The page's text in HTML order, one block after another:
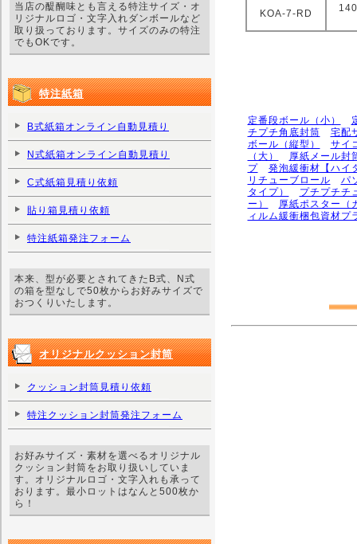
KOA-7-RD
定番段ボール（小）
チプチ角底封筒
宅配
ボール（縦型）
サイ
（大）
厚紙メール封
プ
発泡緩衝材【ハイ
リチューブロール
パ
タイプ）
プチプチチ
ー）
厚紙ポスター（
ィルム緩衝梱包資材プ
当店の醍醐味とも言える特注サイズ・オ
リジナルロゴ・文字入れダンボールなど
取り扱っております。サイズのみの特注
でもOKです。
特注紙箱
B式紙箱オンライン自動見積り
N式紙箱オンライン自動見積り
C式紙箱見積り依頼
貼り箱見積り依頼
特注紙箱発注フォーム
本来、型が必要とされてきたB式、N式
の箱を型なしで50枚からお好みサイズで
おつくりいたします。
オリジナルクッション封筒
クッション封筒見積り依頼
特注クッション封筒発注フォーム
お好みサイズ・素材を選べるオリジナル
クッション封筒をお取り扱いしていま
す。オリジナルロゴ・文字入れも承って
おります。最小ロットはなんと500枚か
ら！